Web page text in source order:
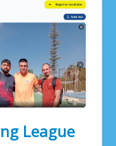
League